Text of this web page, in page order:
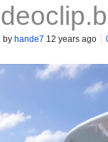
by hande7 12 years ago